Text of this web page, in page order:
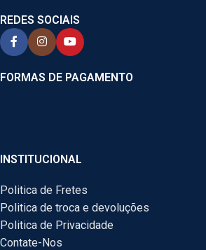
REDES SOCIAIS
FORMAS DE PAGAMENTO
INSTITUCIONAL
Politica de Fretes
Politica de troca e devoluções
Politica de Privacidade
Contate-Nos